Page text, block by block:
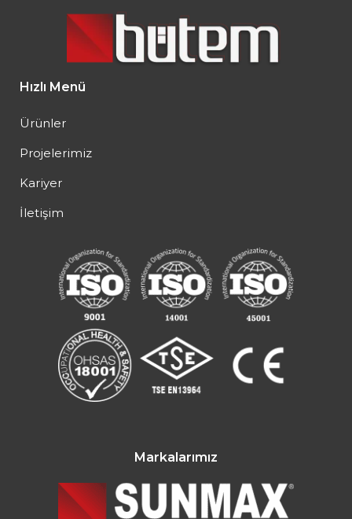
Hızlı Menü
Ürünler
Projelerimiz
Kariyer
İletişim
Markalarımız